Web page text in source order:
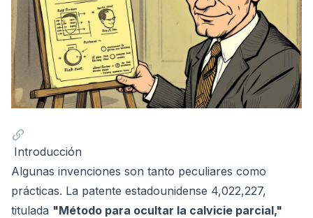
Introducción
Algunas invenciones son tanto peculiares como
prácticas. La patente estadounidense 4,022,227,
titulada "Método para ocultar la calvicie parcial,"